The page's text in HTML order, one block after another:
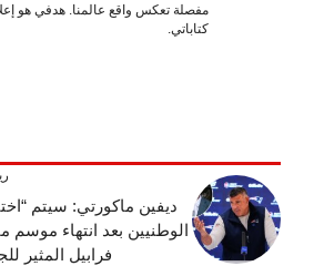
مفصلة تعكس واقع عالمنا. هدفي هو
كتاباتي.
ديفين ماكورتي: سيتم
الوطنيين بعد انتهاء موسم
فرابيل المثير